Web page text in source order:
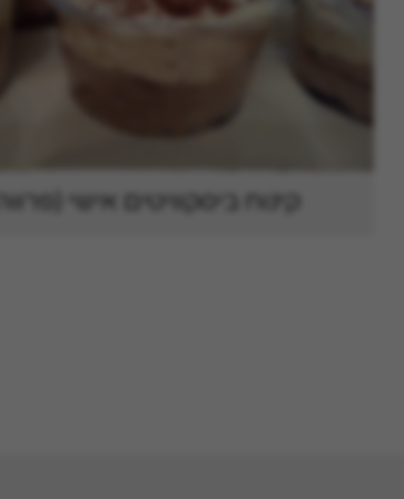
קינוח ביסקוויטים אישי (פרווה)